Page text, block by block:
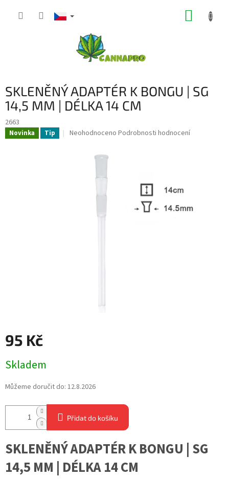
SKLENĚNÝ ADAPTÉR K BONGU | SG
14,5 MM | DÉLKA 14 CM
2663
Novinka Tip
Průměrné
Neohodnoceno Podrobnosti hodnocení
95 Kč
cena:
Skladem
Můžeme doručit do: 12.8.2026
Přidat do košíku
SKLENĚNÝ ADAPTÉR K BONGU | SG
14,5 MM | DÉLKA 14 CM